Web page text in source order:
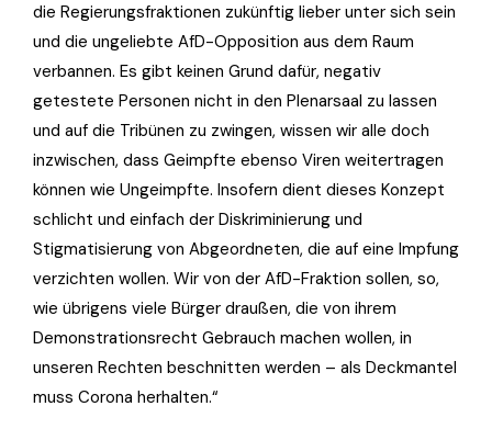
die Regierungsfraktionen zukünftig lieber unter sich sein
und die ungeliebte AfD-Opposition aus dem Raum
verbannen. Es gibt keinen Grund dafür, negativ
getestete Personen nicht in den Plenarsaal zu lassen
und auf die Tribünen zu zwingen, wissen wir alle doch
inzwischen, dass Geimpfte ebenso Viren weitertragen
können wie Ungeimpfte. Insofern dient dieses Konzept
schlicht und einfach der Diskriminierung und
Stigmatisierung von Abgeordneten, die auf eine Impfung
verzichten wollen. Wir von der AfD-Fraktion sollen, so,
wie übrigens viele Bürger draußen, die von ihrem
Demonstrationsrecht Gebrauch machen wollen, in
unseren Rechten beschnitten werden – als Deckmantel
muss Corona herhalten.“